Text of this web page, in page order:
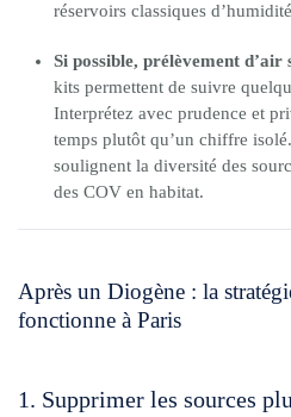
réservoirs classiques
Si possible, prélèvement d’air
kits permettent de suivre
Interprétez avec prudence et
temps plutôt qu’un chiffre
soulignent la diversité des
des COV en habitat.
Après un Diogène : la
fonctionne à Paris
1. Supprimer les sources